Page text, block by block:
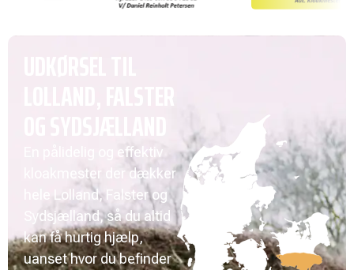
En pålidelig og effektiv
kloakmester der dækker
hele Lolland, Falster og
Sydsjælland, så du altid
kan få hurtig hjælp,
uanset hvor du befinder